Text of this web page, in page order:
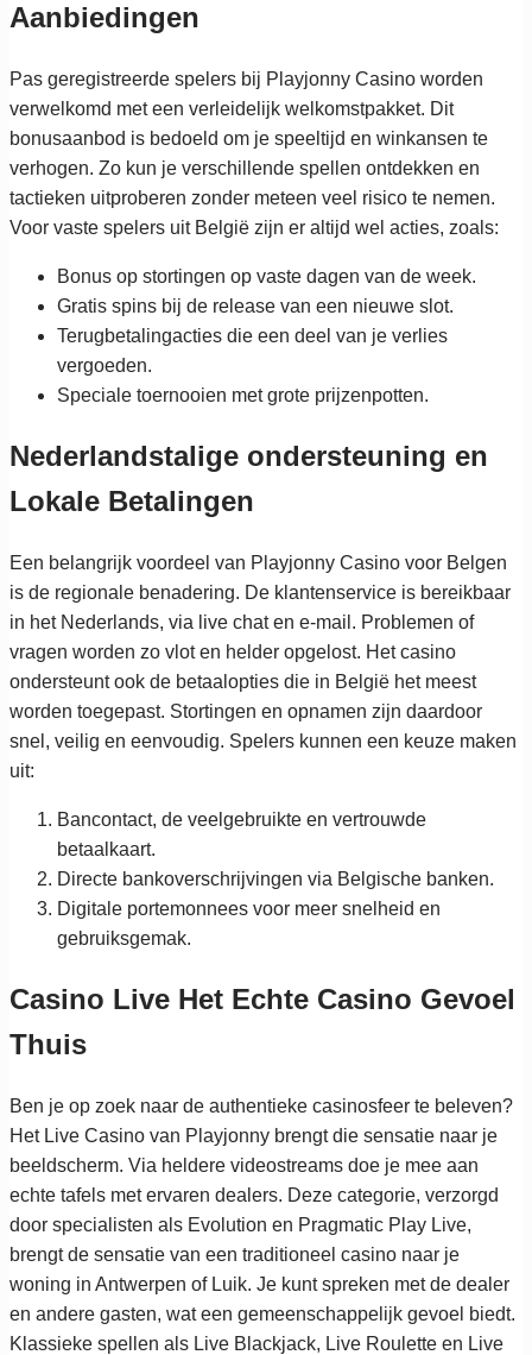
Aanbiedingen
Pas geregistreerde spelers bij Playjonny Casino worden
verwelkomd met een verleidelijk welkomstpakket. Dit
bonusaanbod is bedoeld om je speeltijd en winkansen te
verhogen. Zo kun je verschillende spellen ontdekken en
tactieken uitproberen zonder meteen veel risico te nemen.
Voor vaste spelers uit België zijn er altijd wel acties, zoals:
Bonus op stortingen op vaste dagen van de week.
Gratis spins bij de release van een nieuwe slot.
Terugbetalingacties die een deel van je verlies
vergoeden.
Speciale toernooien met grote prijzenpotten.
Nederlandstalige ondersteuning en
Lokale Betalingen
Een belangrijk voordeel van Playjonny Casino voor Belgen
is de regionale benadering. De klantenservice is bereikbaar
in het Nederlands, via live chat en e-mail. Problemen of
vragen worden zo vlot en helder opgelost. Het casino
ondersteunt ook de betaalopties die in België het meest
worden toegepast. Stortingen en opnamen zijn daardoor
snel, veilig en eenvoudig. Spelers kunnen een keuze maken
uit:
Bancontact, de veelgebruikte en vertrouwde
betaalkaart.
Directe bankoverschrijvingen via Belgische banken.
Digitale portemonnees voor meer snelheid en
gebruiksgemak.
Casino Live Het Echte Casino Gevoel
Thuis
Ben je op zoek naar de authentieke casinosfeer te beleven?
Het Live Casino van Playjonny brengt die sensatie naar je
beeldscherm. Via heldere videostreams doe je mee aan
echte tafels met ervaren dealers. Deze categorie, verzorgd
door specialisten als Evolution en Pragmatic Play Live,
brengt de sensatie van een traditioneel casino naar je
woning in Antwerpen of Luik. Je kunt spreken met de dealer
en andere gasten, wat een gemeenschappelijk gevoel biedt.
Klassieke spellen als Live Blackjack, Live Roulette en Live